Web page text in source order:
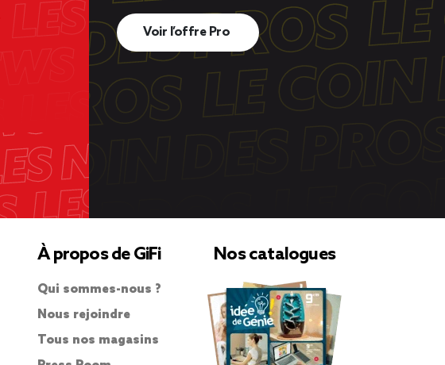
Voir l’offre Pro
À propos de GiFi
Qui sommes-nous ?
Nous rejoindre
Tous nos magasins
Nos catalogues